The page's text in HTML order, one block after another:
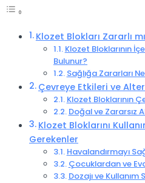
Klozet Blokları Zararlı
Klozet Bloklarının
Bulunur?
Sağlığa Zararları
Çevreye Etkileri ve
Klozet Bloklarının
Doğal ve Zararsız
Klozet Bloklarını
Gerekenler
Havalandırmayı
Çocuklardan ve
Dozajı ve Kullanım